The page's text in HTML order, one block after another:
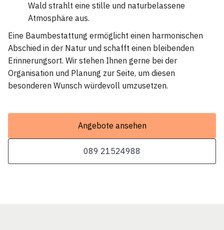
Wald strahlt eine stille und naturbelassene
Atmosphäre aus.
Eine Baumbestattung ermöglicht einen harmonischen
Abschied in der Natur und schafft einen bleibenden
Erinnerungsort. Wir stehen Ihnen gerne bei der
Organisation und Planung zur Seite, um diesen
besonderen Wunsch würdevoll umzusetzen.
Angebote ansehen
089 21524988